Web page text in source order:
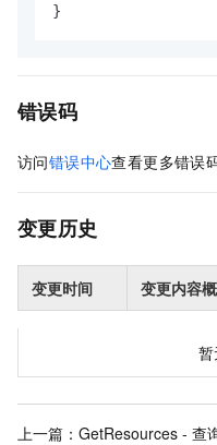
}
错误码
访问错误中心查看更多错误码
变更历史
变更时间 变更内容
上一篇： GetResources - 查